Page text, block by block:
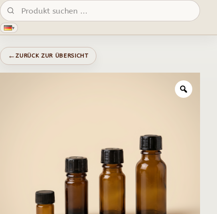
Produkte suchen:
▾
←ZURÜCK ZUR ÜBERSICHT